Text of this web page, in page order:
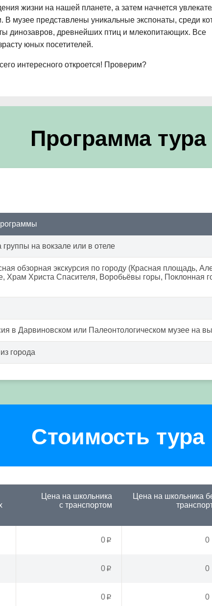
жизни на нашей планете, а затем начнется
музее представлены уникальные экспонаты, среди
динозавров, древнейших птиц и млекопитающих. Все
юных посетителей.
интересного откроется! Проверим?
Программа тура
группы на вокзале или в отеле
обзорная экскурсия по городу (Красная площадь,
Храм Христа Спасителя, Воробьёвы горы, Поклонная
в Дарвиновском или Палеонтологическом музее на
города
Стоимость тура
Цена на школьника
с транспортом
Цена на школьника
0p 0
0p 0
0p 0